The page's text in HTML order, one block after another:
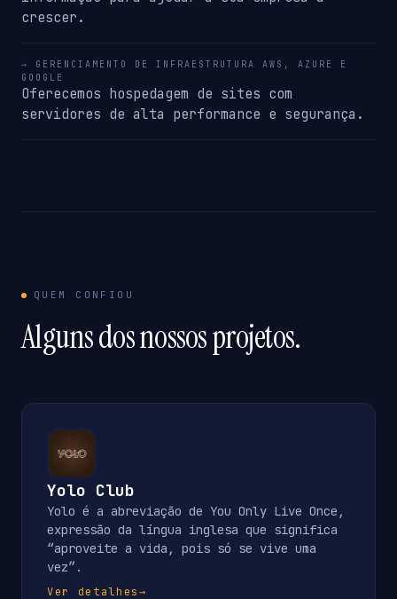
crescer.
→ GERENCIAMENTO DE INFRAESTRUTURA AWS, AZURE E
GOOGLE
Oferecemos hospedagem de sites com
servidores de alta performance e segurança.
QUEM CONFIOU
Alguns dos nossos projetos.
Yolo Club
Yolo é a abreviação de You Only Live Once,
expressão da língua inglesa que significa
“aproveite a vida, pois só se vive uma
vez”.
Ver detalhes→